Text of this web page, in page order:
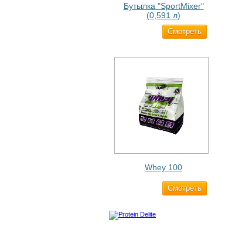
Бутылка "SportMixer"
(0,591 л)
Cмотреть
Whey 100
Cмотреть